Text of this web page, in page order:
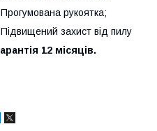
рукоятка;
захист від пилу
12 місяців.